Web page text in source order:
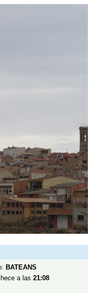
BATEANS
a las 21:08